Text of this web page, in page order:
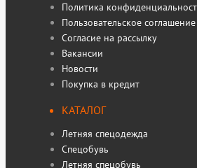
Политика
Пользовательское соглашение
Согласие на рассылку
Вакансии
Новости
Покупка в кредит
КАТАЛОГ
Летняя спецодежда
Спецобувь
Летняя спецобувь